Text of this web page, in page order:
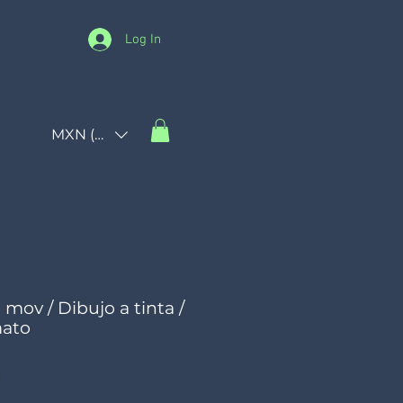
Log In
MXN ($)
mov / Dibujo a tinta /